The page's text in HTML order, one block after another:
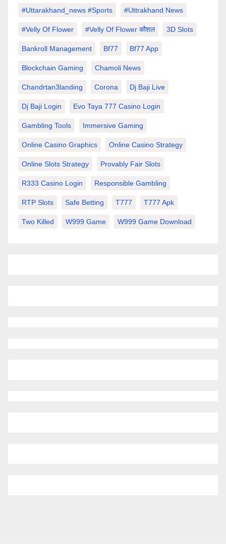
#Uttarakhand_news #sports #Uttrakhand News
#velly Of Flower #velly Of Flower कौशल 3D Slots
Bankroll Management Bf77 Bf77 App
Blockchain Gaming Chamoli News
Chandrtan3landing Corona Dj Baji Live
Dj Baji Login Evo Taya 777 Casino Login
Gambling Tools Immersive Gaming
Online Casino Graphics Online Casino Strategy
Online Slots Strategy Provably Fair Slots
R333 Casino Login Responsible Gambling
RTP Slots Safe Betting T777 T777 Apk
Two Killed W999 Game W999 Game Download